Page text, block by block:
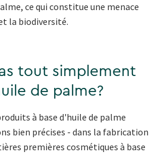
ce qui constitue une menace
la biodiversité.
tout simplement
de palme?
à base d'huile de palme
bien précises - dans la fabrication
premières cosmétiques à base